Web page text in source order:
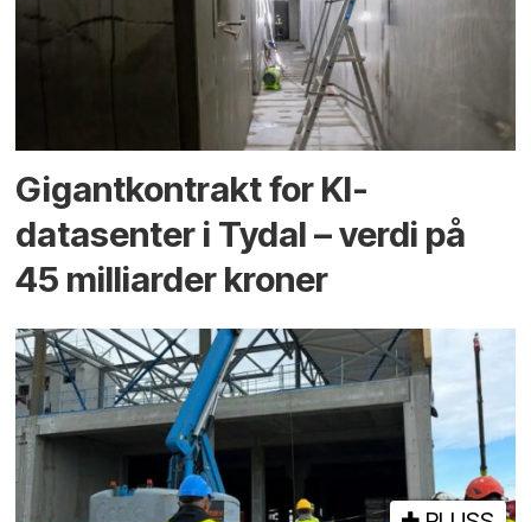
Gigantkontrakt for KI-
datasenter i Tydal – verdi på
45 milliarder kroner